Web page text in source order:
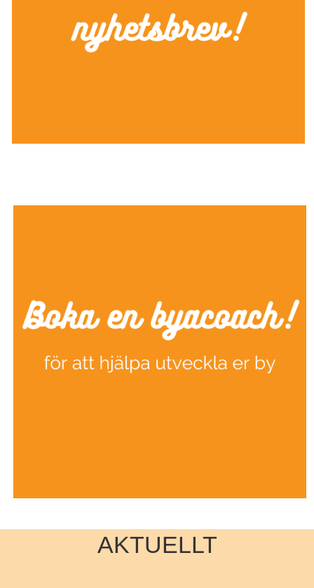
AKTUELLT